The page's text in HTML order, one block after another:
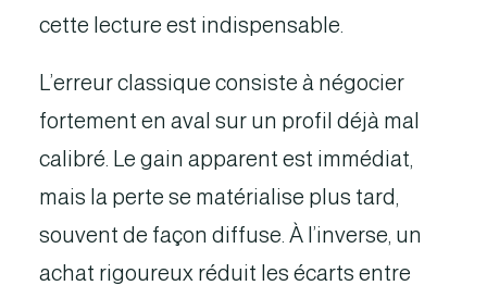
cette lecture est indispensable.
L’erreur classique consiste à négocier
fortement en aval sur un profil déjà mal
calibré. Le gain apparent est immédiat,
mais la perte se matérialise plus tard,
souvent de façon diffuse. À l’inverse, un
achat rigoureux réduit les écarts entre